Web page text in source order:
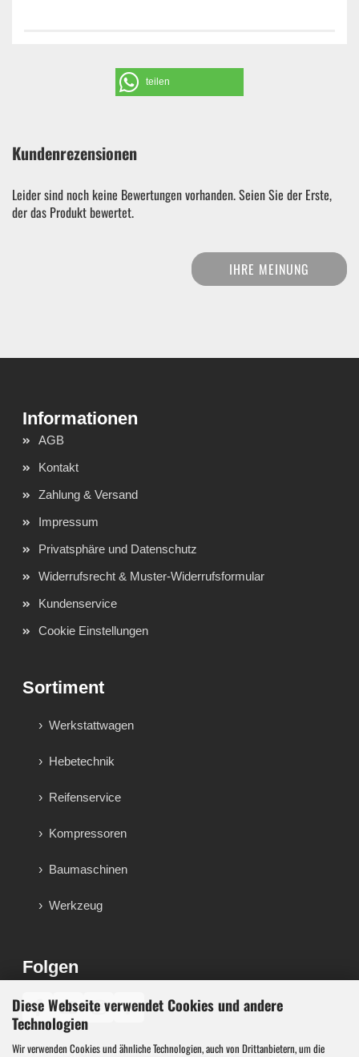
Diese Webseite verwendet Cookies und andere
Technologien
Wir verwenden Cookies und ähnliche Technologien, auch von Drittanbietern, um die
teilen
Kundenrezensionen
Leider sind noch keine Bewertungen vorhanden. Seien Sie der Erste,
der das Produkt bewertet.
IHRE MEINUNG
AGB
Kontakt
Zahlung & Versand
Impressum
Privatsphäre und Datenschutz
Widerrufsrecht & Muster-Widerrufsformular
Kundenservice
Cookie Einstellungen
Sortiment
Werkstattwagen
Hebetechnik
Reifenservice
Kompressoren
Baumaschinen
Werkzeug
Folgen
♪
Werkzeug, Maschinen und Werkstattausstattung für